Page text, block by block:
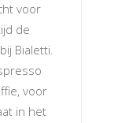
voor
de
Bialetti.
voor
in het